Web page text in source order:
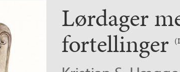
Lørdager
fortellinger